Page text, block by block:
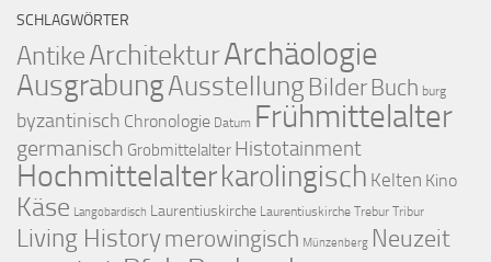
SCHLAGWÖRTER
AntikeArchitekturArchäologie
AusgrabungAusstellungBilder Buch burg
byzantinisch Chronologie Datum Frühmittelalter
germanisch Grobmittelalter Histotainment
Hochmittelalterkarolingisch Kelten Kino
Käse Langobardisch Laurentiuskirche Laurentiuskirche Trebur Tribur
Living Historymerowingisch Münzenberg Neuzeit